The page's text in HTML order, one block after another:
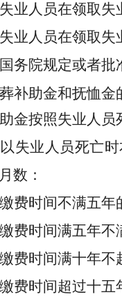
失业人员在领取失
失业人员在领取
务院规定或者批
补助金和抚恤金
金按照失业人
失业人员死亡
数：
费时间不满五年
费时间满五年不
费时间满十年不
费时间超过十五